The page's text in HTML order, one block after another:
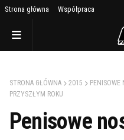
Strona główna Współpraca
STRONA GŁÓWNA 2015
PRZYSZŁYM ROKU
Penisowe